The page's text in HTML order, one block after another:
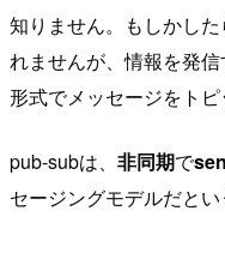
知りません。もしかし
れませんが、情報を発
形式でメッセージをトピ
pub-subは、 非同期で
セージングモデルだとい